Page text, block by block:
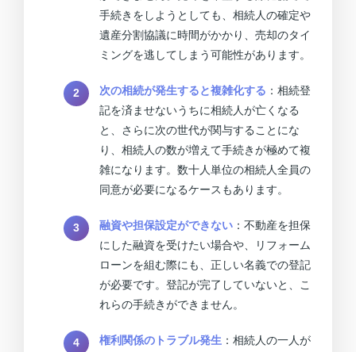
手続きをしようとしても、相続人の確定や
遺産分割協議に時間がかかり、売却のタイ
ミングを逃してしまう可能性があります。
次の相続が発生すると複雑化する ：相続登
記を済ませないうちに相続人が亡くなる
と、さらに次の世代が関与することにな
り、相続人の数が増えて手続きが極めて複
雑になります。数十人単位の相続人全員の
同意が必要になるケースもあります。
融資や担保設定ができない ：不動産を担保
にした融資を受けたい場合や、リフォーム
ローンを組む際にも、正しい名義での登記
が必要です。登記が完了していないと、こ
れらの手続きができません。
権利関係のトラブル発生 ：相続人の一人が